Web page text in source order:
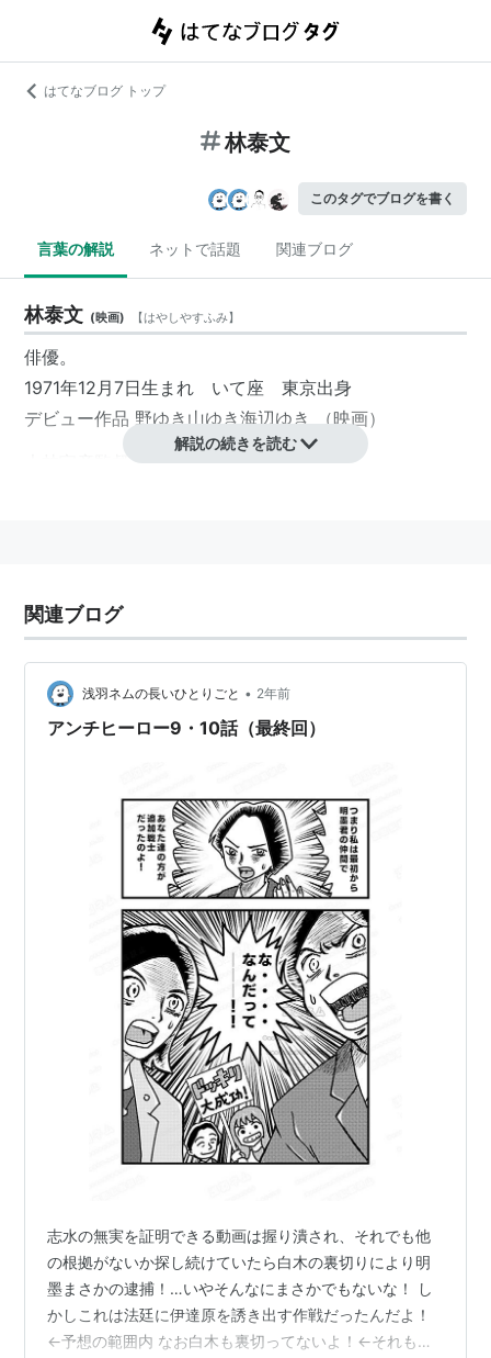
はてなブログ トップ
林泰文
このタグでブログを書く
言葉の解説 ネットで話題 関連ブログ
林泰文 (映画) 【はやしやすふみ】
俳優。
1971年12月7日生まれ いて座 東京出身
デビュー作品 野ゆき山ゆき海辺ゆき （映画）
大林宣彦監督の作品に多数出演。
出演作
・青春デンデケデケデケ (映画)（1993）
・きらきらひかる (フジテレビ)（1998）
・弁護士朝日岳之助 (日本テレビ)
解説の続きを読む
関連ブログ
浅羽ネムの長いひとりごと • 2年前
アンチヒーロー9・10話（最終回）
志水の無実を証明できる動画は握り潰され、それでも他
の根拠がないか探し続けていたら白木の裏切りにより明
墨まさかの逮捕！…いやそんなにまさかでもないな！ し
かしこれは法廷に伊達原を誘き出す作戦だったんだよ！
←予想の範囲内 なお白木も裏切ってないよ！←それもそ